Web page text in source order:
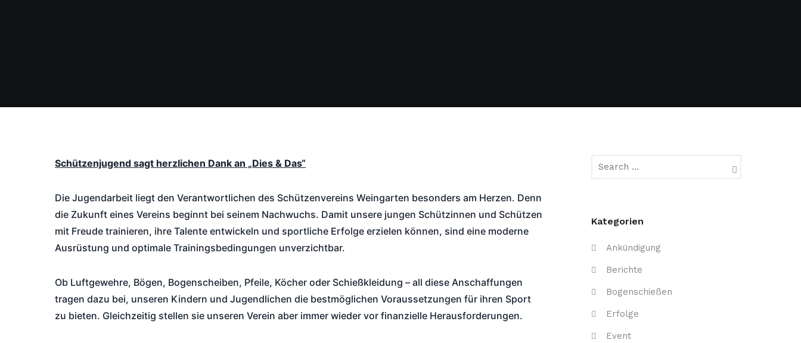
Schützenjugend sagt herzlichen Dank an „Dies & Das“
Die Jugendarbeit liegt den Verantwortlichen des Schützenvereins Weingarten besonders am Herzen. Denn
die Zukunft eines Vereins beginnt bei seinem Nachwuchs. Damit unsere jungen Schützinnen und Schützen
mit Freude trainieren, ihre Talente entwickeln und sportliche Erfolge erzielen können, sind eine moderne
Ausrüstung und optimale Trainingsbedingungen unverzichtbar.
Ob Luftgewehre, Bögen, Bogenscheiben, Pfeile, Köcher oder Schießkleidung – all diese Anschaffungen
tragen dazu bei, unseren Kindern und Jugendlichen die bestmöglichen Voraussetzungen für ihren Sport
zu bieten. Gleichzeitig stellen sie unseren Verein aber immer wieder vor finanzielle Herausforderungen.
Kategorien
Ankündigung
Berichte
Bogenschießen
Erfolge
Event